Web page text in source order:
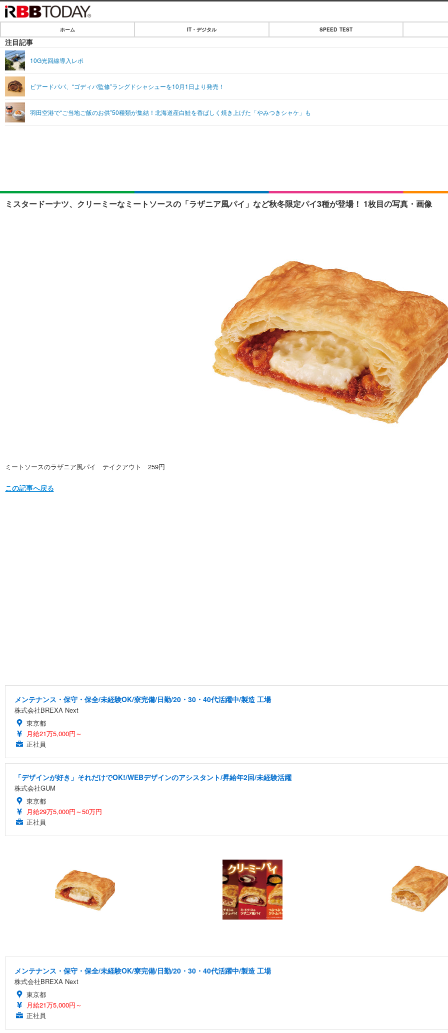
IT・デジタル
ショッピング
SPEED TEST
エンタメ
エンタメTOP
ショッピング
ライフ
ホーム IT・デジタル SPEED TEST
注目記事
10G光回線導入レポ
ビアードパパ、“ゴディバ監修”ラングドシャシューを10月1日より発売！
羽田空港で“ご当地ご飯のお供”50種類が集結！北海道産白鮭を香ばしく焼き上げた「やみつきシャケ」も
ミスタードーナツ、クリーミーなミートソースの「ラザニア風パイ」など秋冬限定パイ3種が登場！ 1枚目の写真・画像
ミートソースのラザニア風パイ テイクアウト 259円
この記事へ戻る
メンテナンス・保守・保全/未経験OK/寮完備/日勤/20・30・40代活躍中/製造 工場
株式会社BREXA Next
東京都
月給21万5,000円～
正社員
「デザインが好き」それだけでOK!/WEBデザインのアシスタント/昇給年2回/未経験活躍
株式会社GUM
東京都
月給29万5,000円～50万円
正社員
メンテナンス・保守・保全/未経験OK/寮完備/日勤/20・30・40代活躍中/製造 工場
株式会社BREXA Next
東京都
月給21万5,000円～
正社員